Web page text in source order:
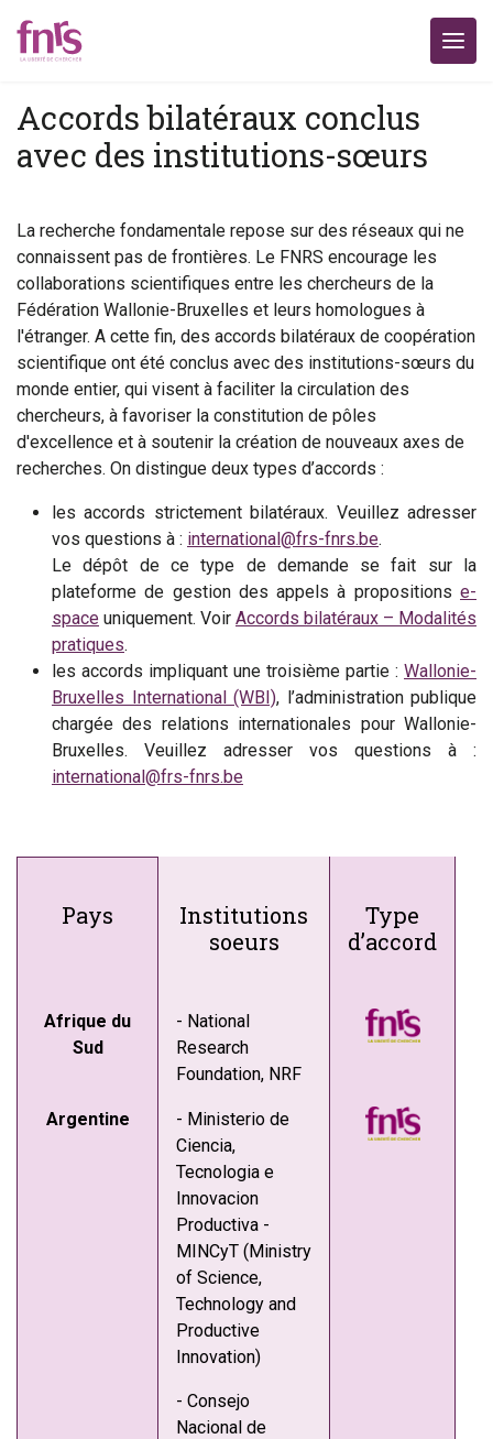
Accords bilatéraux conclus
avec des institutions-sœurs
La recherche fondamentale repose sur des réseaux qui ne
connaissent pas de frontières. Le FNRS encourage les
collaborations scientifiques entre les chercheurs de la
Fédération Wallonie-Bruxelles et leurs homologues à
l'étranger. A cette fin, des accords bilatéraux de coopération
scientifique ont été conclus avec des institutions-sœurs du
monde entier, qui visent à faciliter la circulation des
chercheurs, à favoriser la constitution de pôles
d'excellence et à soutenir la création de nouveaux axes de
recherches. On distingue deux types d’accords :
les accords strictement bilatéraux. Veuillez adresser
vos questions à : international@frs-fnrs.be.
Le dépôt de ce type de demande se fait sur la
plateforme de gestion des appels à propositions e-
space uniquement. Voir Accords bilatéraux – Modalités
pratiques.
les accords impliquant une troisième partie : Wallonie-
Bruxelles International (WBI), l’administration publique
chargée des relations internationales pour Wallonie-
Bruxelles. Veuillez adresser vos questions à :
international@frs-fnrs.be
Pays
Institutions
soeurs
Type
d’accord
Afrique du
Sud
- National
Research
Foundation, NRF
Argentine
- Ministerio de
Ciencia,
Tecnologia e
Innovacion
Productiva -
MINCyT (Ministry
of Science,
Technology and
Productive
Innovation)
- Consejo
Nacional de